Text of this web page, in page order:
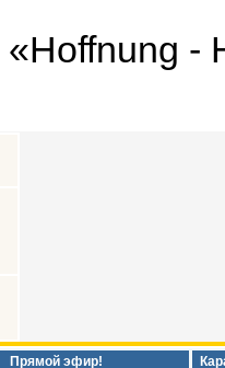
«Hoffnung
Прямой эфир!